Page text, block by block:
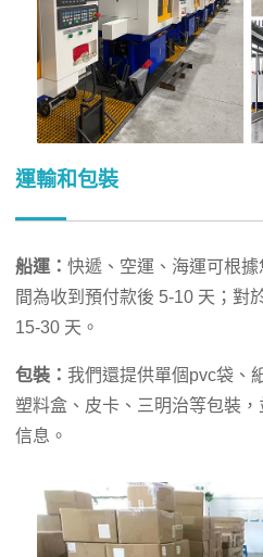
運輸和包裝
船運：快遞、空運、海運可根
間為收到預付款後 5-10 天；對
15-30 天。
包裝：我們還提供單個pvc袋、
塑料盒、皮卡、三明治等包裝
信息。